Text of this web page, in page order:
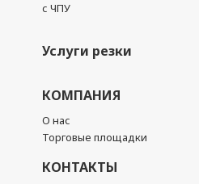
с ЧПУ
Услуги резки
КОМПАНИЯ
О нас
Торговые площадки
КОНТАКТЫ